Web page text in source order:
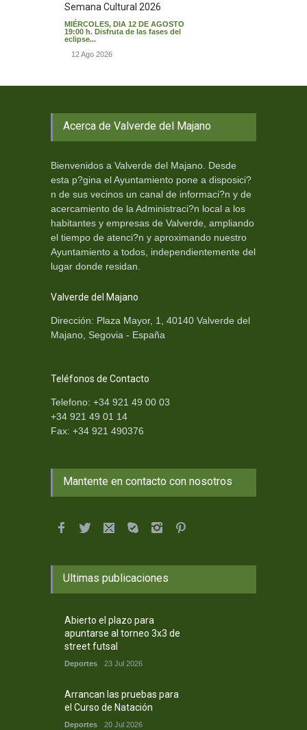
Semana Cultural 2026
MIÉRCOLES, DIA 12 DE AGOSTO
19:00 h. Disfruta de las fases del
eclipse...
12 Ago 2026
Acerca de Valverde del Majano
Bienvenidos a Valverde del Majano. Desde
esta p?gina el Ayuntamiento pone a disposici?
n de sus vecinos un canal de informaci?n y de
acercamiento de la Administraci?n local a los
habitantes y empresas de Valverde, ampliando
el tiempo de atenci?n y aproximando nuestro
Ayuntamiento a todos, independientemente del
lugar donde residan.
Valverde del Majano
Dirección: Plaza Mayor, 1, 40140 Valverde del
Majano, Segovia - España
Teléfonos de Contacto
Telefono: +34 921 49 00 03
+34 921 49 01 14
Fax: +34 921 490376
Mantente en contacto con nosotros
Ultimas publicaciones
Abierto el plazo para
apuntarse al torneo 3x3 de
street futsal
Deportes 23 Jul 2026
Arrancan las pruebas para
el Curso de Natación
Deportes 20 Jul 2026